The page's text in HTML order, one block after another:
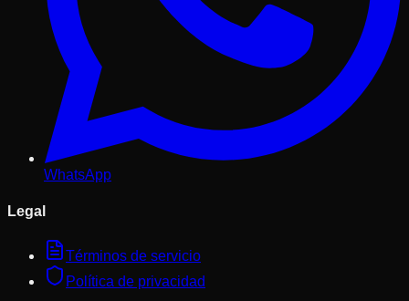
WhatsApp
Legal
Términos de servicio
Política de privacidad